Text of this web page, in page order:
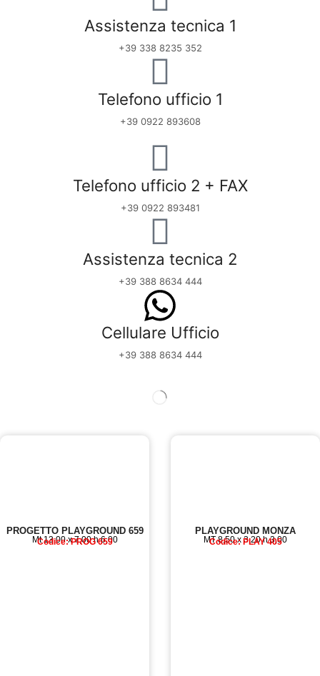
Assistenza tecnica 1
+39 338 8235 352
Telefono ufficio 1
+39 0922 893608
Telefono ufficio 2 + FAX
+39 0922 893481
Assistenza tecnica 2
+39 388 8634 444
Cellulare Ufficio
+39 388 8634 444
PROGETTO PLAYGROUND 659
Mt 13,00 x 7,00 h 6,00
Codice: PROG 659
PLAYGROUND MONZA
MT 8,50 x 3,20 h 3,00
Codice: PLAY 405